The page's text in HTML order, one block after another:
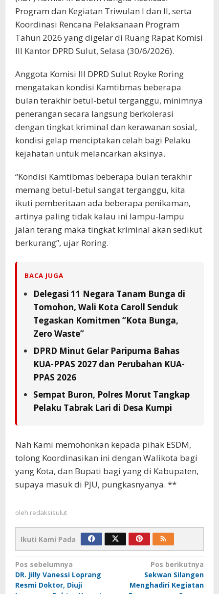
Program dan Kegiatan Triwulan I dan II, serta
Koordinasi Rencana Pelaksanaan Program
Tahun 2026 yang digelar di Ruang Rapat Komisi
III Kantor DPRD Sulut, Selasa (30/6/2026).
Anggota Komisi III DPRD Sulut Royke Roring
mengatakan kondisi Kamtibmas beberapa
bulan terakhir betul-betul terganggu, minimnya
penerangan secara langsung berkolerasi
dengan tingkat kriminal dan kerawanan sosial,
kondisi gelap menciptakan celah bagi Pelaku
kejahatan untuk melancarkan aksinya.
“Kondisi Kamtibmas beberapa bulan terakhir
memang betul-betul sangat terganggu, kita
ikuti pemberitaan ada beberapa penikaman,
artinya paling tidak kalau ini lampu-lampu
jalan terang maka tingkat kriminal akan sedikut
berkurang”, ujar Roring.
BACA JUGA
Delegasi 11 Negara Tanam Bunga di
Tomohon, Wali Kota Caroll Senduk
Tegaskan Komitmen “Kota Bunga,
Zero Waste”
DPRD Minut Gelar Paripurna Bahas
KUA-PPAS 2027 dan Perubahan KUA-
PPAS 2026
Sempat Buron, Polres Morut Tangkap
Pelaku Tabrak Lari di Desa Kumpi
Nah Kami memohonkan kepada pihak ESDM,
tolong Koordinasikan ini dengan Walikota bagi
yang Kota, dan Bupati bagi yang di Kabupaten,
supaya masuk di PJU, pungkasnyanya. **
oleh redaksisulut
Ikuti Kami Pada
Navigasi
pos
Pos sebelumnya
DR. Jilly Vanessi Loprang
Resmi Doktor, Diuji
Pos berikutnya
Sekwan Silangen
Menghadiri Kegiatan